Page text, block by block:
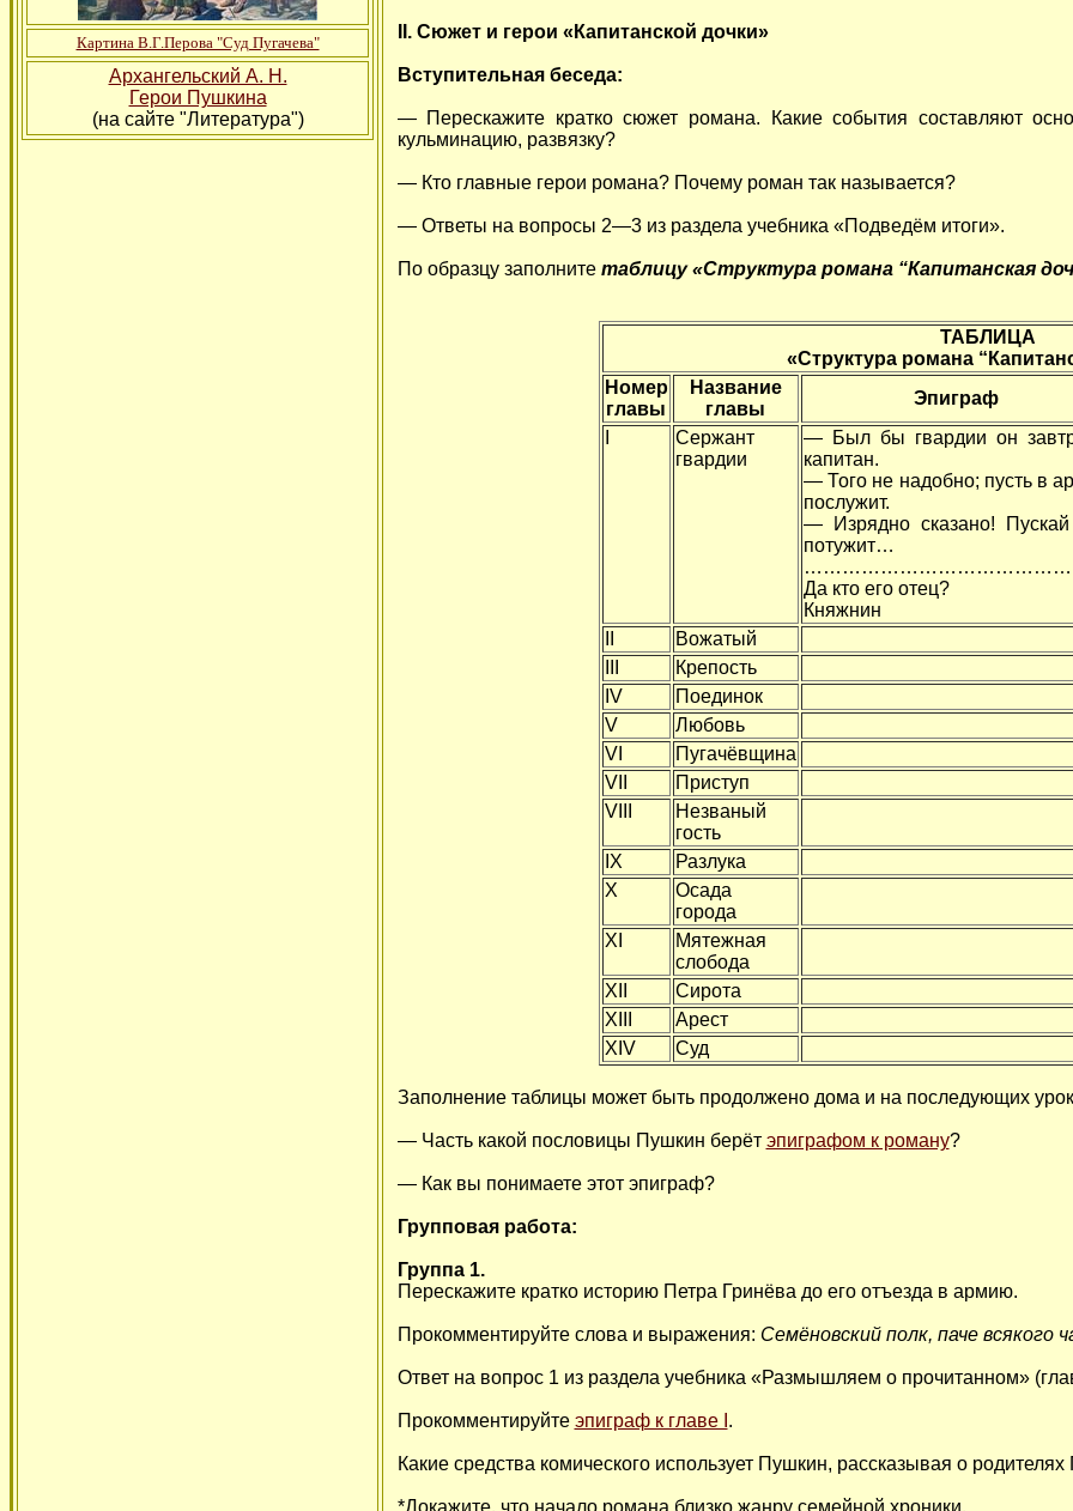
Картина В.Г.Перова "Суд Пугачева"
Архангельский А. Н.
Герои Пушкина
(на сайте "Литература")
II. Сюжет и герои «Капитанской дочки»
Вступительная беседа:
— Перескажите кратко сюжет романа. Какие события составляют
кульминацию, развязку?
— Кто главные герои романа? Почему роман так называется?
— Ответы на вопросы 2—3 из раздела учебника «Подведём итоги».
По образцу заполните таблицу «Структура романа “Капитанская
ТАБЛИЦА
«Структура романа
Номер
главы
Название
главы
Эпиграф
Сержант
гвардии
— Был бы гвардии он
капитан.
— Того не надобно; пусть в
послужит.
— Изрядно сказано! Пускай
потужит…
Да кто его отец?
Княжнин
Вожатый
Крепость
IV
Поединок
V
Любовь
VI
Пугачёвщина
VII
Приступ
VIII
Незваный
гость
IX
Разлука
X
Осада
города
XI
Мятежная
слобода
XII
Сирота
XIII
Арест
XIV
Суд
Заполнение таблицы может быть продолжено дома и на последующих
— Часть какой пословицы Пушкин берёт эпиграфом к роману?
— Как вы понимаете этот эпиграф?
Групповая работа:
Группа 1.
Перескажите кратко историю Петра Гринёва до его отъезда в армию.
Прокомментируйте слова и выражения: Семёновский полк, паче всякого
Ответ на вопрос 1 из раздела учебника «Размышляем о прочитанном»
Прокомментируйте эпиграф к главе I .
Какие средства комического использует Пушкин, рассказывая о родителях
*Докажите, что начало романа близко жанру семейной хроники.